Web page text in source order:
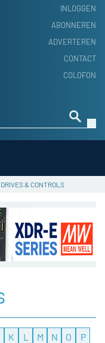
INLOGGEN
ABONNEREN
ADVERTEREN
CONTACT
COLOFON
& CONTROLS
K L M N O
P